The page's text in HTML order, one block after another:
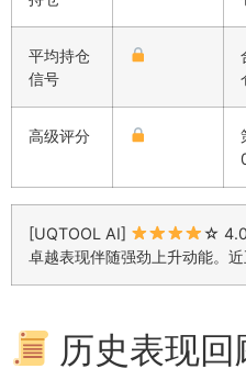
平均持仓
信号
高级评分
[UQTOOL AI]
☆ 4.0
卓越表现伴随强劲上升动能。
历史表现回